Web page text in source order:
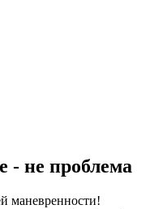
- не проблема
маневренности!